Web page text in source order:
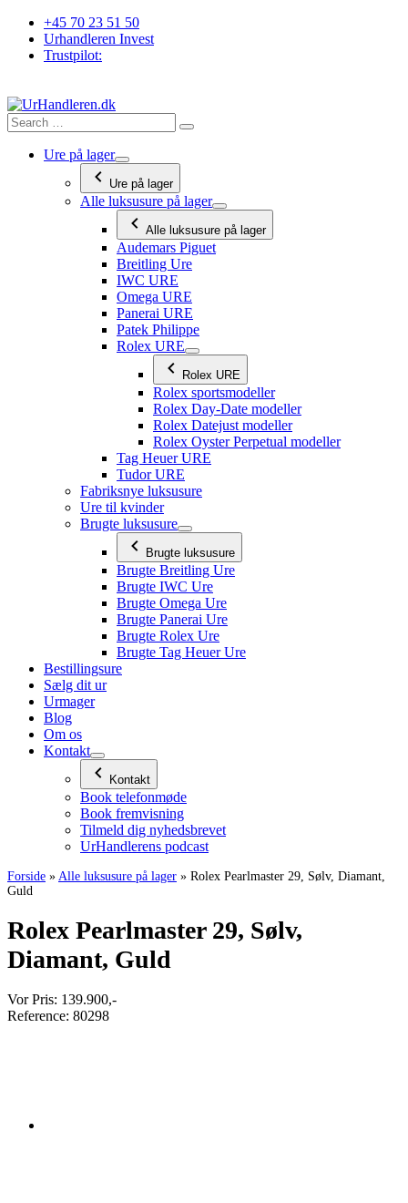
Videre
indhold
+45 70 23 51 50
Urhandleren Invest
Trustpilot:
Ure på lager
Ure på lager
Alle luksusure på lager
Alle luksusure på lager
Audemars Piguet
Breitling Ure
IWC URE
Omega URE
Panerai URE
Patek Philippe
Rolex URE
Rolex URE
Rolex sportsmodeller
Rolex Day-Date modeller
Rolex Datejust modeller
Rolex Oyster Perpetual modeller
Tag Heuer URE
Tudor URE
Fabriksnye luksusure
Ure til kvinder
Brugte luksusure
Brugte luksusure
Brugte Breitling Ure
Brugte IWC Ure
Brugte Omega Ure
Brugte Panerai Ure
Brugte Rolex Ure
Brugte Tag Heuer Ure
Bestillingsure
Sælg dit ur
Urmager
Blog
Om os
Kontakt
Kontakt
Book telefonmøde
Book fremvisning
Tilmeld dig nyhedsbrevet
UrHandlerens podcast
Forside » Alle luksusure på lager » Rolex Pearlmaster 29, Sølv, Diamant,
Guld
Rolex Pearlmaster 29, Sølv,
Diamant, Guld
Vor Pris: 139.900,-
Reference: 80298